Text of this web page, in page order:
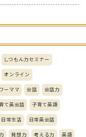
しつもん力セミナー
オンライン
ワーママ 会話 会話力
て英会話 子育て英語
日常生活 日常英会話
発想力 考える力 英語